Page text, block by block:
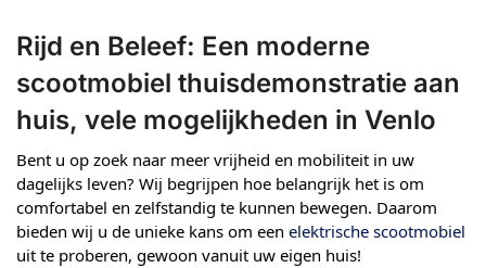
Rijd en Beleef: Een moderne
scootmobiel thuisdemonstratie aan
huis, vele mogelijkheden in Venlo
Bent u op zoek naar meer vrijheid en mobiliteit in uw
dagelijks leven? Wij begrijpen hoe belangrijk het is om
comfortabel en zelfstandig te kunnen bewegen. Daarom
bieden wij u de unieke kans om een elektrische scootmobiel
uit te proberen, gewoon vanuit uw eigen huis!